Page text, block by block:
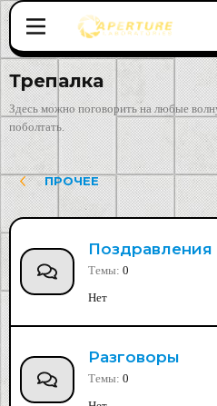
Трепалка
Здесь можно поговорить на любые
поболтать.
ПРОЧЕЕ
Поздравления
Темы 0
Нет
Разговоры
Темы 0